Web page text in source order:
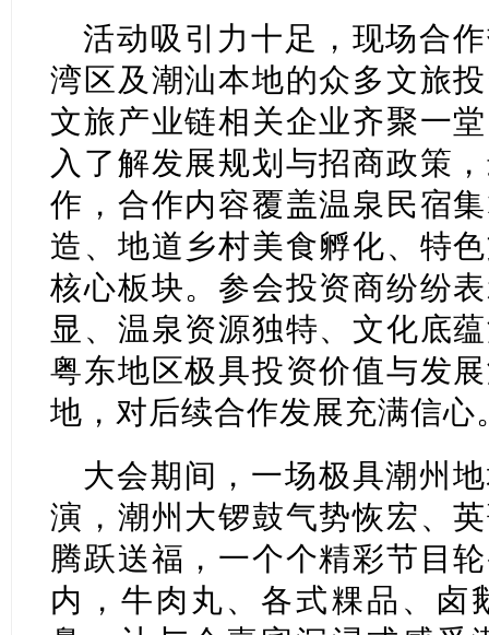
活动吸引力十足，现场合
湾区及潮汕本地的众多文旅
文旅产业链相关企业齐聚一
入了解发展规划与招商政策
作，合作内容覆盖温泉民宿
造、地道乡村美食孵化、特
核心板块。参会投资商纷纷
显、温泉资源独特、文化底
粤东地区极具投资价值与发
地，对后续合作发展充满信心
大会期间，一场极具潮州
演，潮州大锣鼓气势恢宏、
腾跃送福，一个个精彩节目
内，牛肉丸、各式粿品、卤